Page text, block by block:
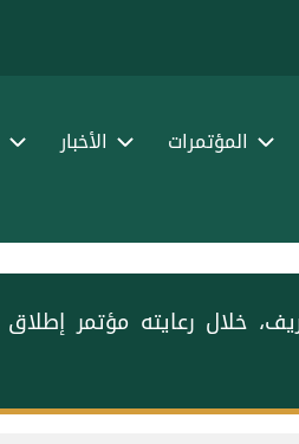
المؤتمرات الأخبار
خلال رعايته مؤتمر